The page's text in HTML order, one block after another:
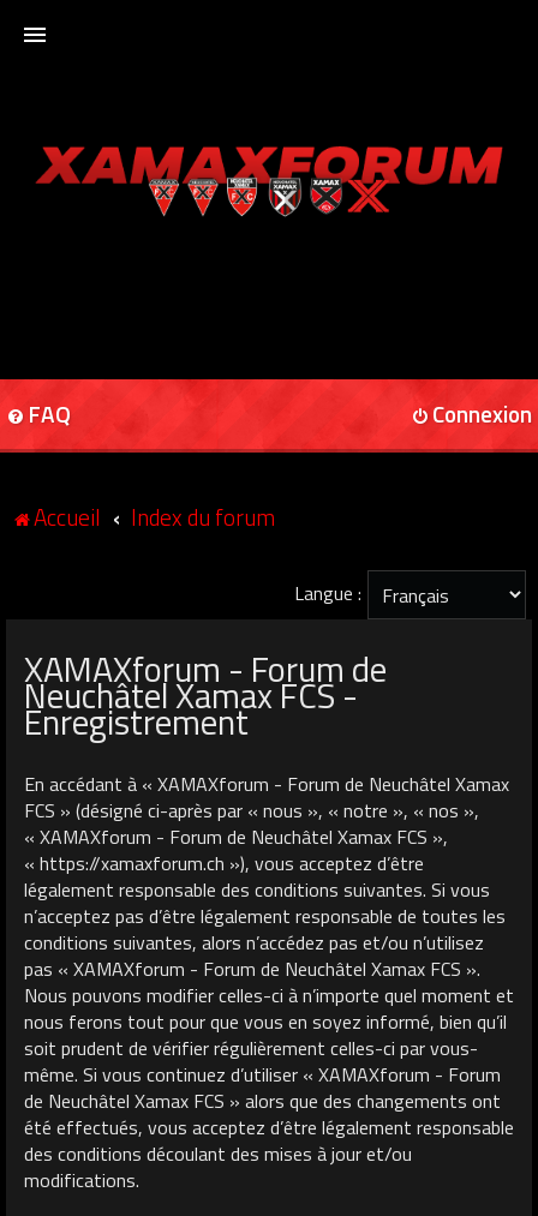
XAMAXFORUM
FAQ Connexion
Accueil Index du forum
Langue :
XAMAXforum - Forum de
Neuchâtel Xamax FCS -
Enregistrement
En accédant à « XAMAXforum - Forum de Neuchâtel Xamax
FCS » (désigné ci-après par « nous », « notre », « nos »,
« XAMAXforum - Forum de Neuchâtel Xamax FCS »,
« https://xamaxforum.ch »), vous acceptez d’être
légalement responsable des conditions suivantes. Si vous
n’acceptez pas d’être légalement responsable de toutes les
conditions suivantes, alors n’accédez pas et/ou n’utilisez
pas « XAMAXforum - Forum de Neuchâtel Xamax FCS ».
Nous pouvons modifier celles-ci à n’importe quel moment et
nous ferons tout pour que vous en soyez informé, bien qu’il
soit prudent de vérifier régulièrement celles-ci par vous-
même. Si vous continuez d’utiliser « XAMAXforum - Forum
de Neuchâtel Xamax FCS » alors que des changements ont
été effectués, vous acceptez d’être légalement responsable
des conditions découlant des mises à jour et/ou
modifications.